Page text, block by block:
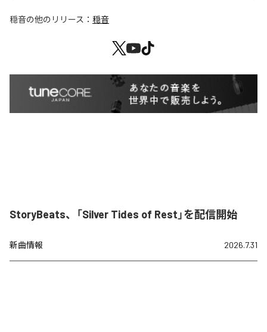
穏音の他のリリース： 穏音
StoryBeats、「Silver Tides of Rest」を配信開始
新曲情報 2026.7.31